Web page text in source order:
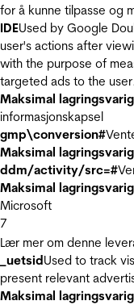
for å kunne tilpasse og
IDEUsed by Google
user's actions after
with the purpose of
targeted ads to the
Maksimal
informasjonskapsel
gmp\conversion#
Maksimal
ddm/activity/src=#
Maksimal
Microsoft
7
Lær mer om denne
_uetsidUsed to track
present relevant
Maksimal